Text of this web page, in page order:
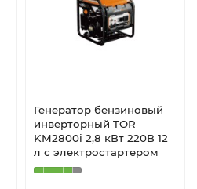
Генератор бензиновый
инверторный TOR
KM2800i 2,8 кВт 220В 12
л с электростартером